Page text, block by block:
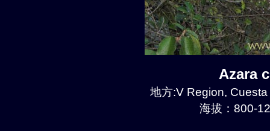
Azara
地方:V Region,
海拔：800-